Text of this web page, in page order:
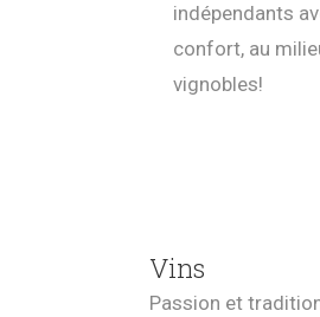
indépendants
confort, au
vignobles!
Vins
Passion et